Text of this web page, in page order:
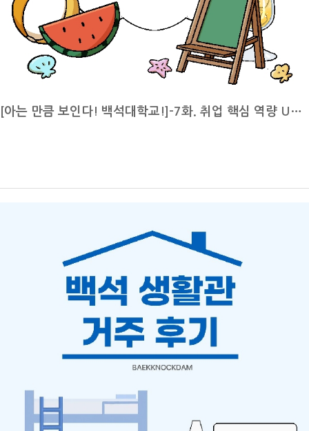
기 때문에 성적에 문제가 없는지 확인해보시기 바랍니다.성적 열람은 20
26년 6월 29일 월요일 오전 9시부터 2026년 7월 2일 목요일 오후 3시
까지이며 종합정보시스템을 통한 온라인 이의 신청은 2026년 6월 29일
월요일 오전 9시부터 2026년 7월 2일 수요일 오후 3시까지입니다. 다만
시기 바랍니다. 이의 신청 회신은 2026년 6월 29일 월요일 오전 9시부
마감일입니다. 성적 마감 이후에는 담당 교수님의 성적 입력과 이의신청
처리가 모두 종료되며, 오후 3시부터 종합정보시스템을 통해 최종 확정
된 학기 성적을 확인하고 성적표를 출력할 수 있습니다.성적이 확정된 이
후에는 수정이 어려울 수 있으므로, 앞서 진행되는 성적열람 및 이의신청
기간 동안 과목별 성적과 출석, 평가 점수가 올바르게 반영되었는지 미리
확인하시기 바랍니다. 성적 확인 방법과 세부 일정은 학교 학사 공지 또
는 종합정보시스템을 통해 다시 한번 확인하면 좋을 것 같습니다!한 학
다. 7월 3일 이후 본인의 최종 성적을 확인하시고, 지난 학기를 돌아보며
다가오는 학기를 준비해 보시기 바랍니다! 7월 6일~7월 12일 2026-2
[아는 만큼 보인다! 백석대학교!]-7화. 취업 핵심 역량 UP! NCS 문제풀이 멘토링]